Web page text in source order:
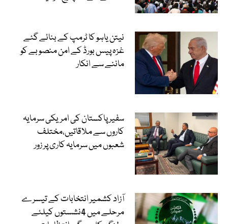
نیتن یاہو کا ٹرمپ کے بنائے گئے
غزہ پیس بورڈ کے امن منصوبے کو
ماننے سے انکار
سفیر پاکستان کی امریکی سرمایہ
کاروں سے ملاقاتیں،مختلف
شعبوں میں سرمایہ کاری پر زور
آزاد کشمیر انتخابات کے تیسرے
مرحلے میں 4نشستوں کیلئے